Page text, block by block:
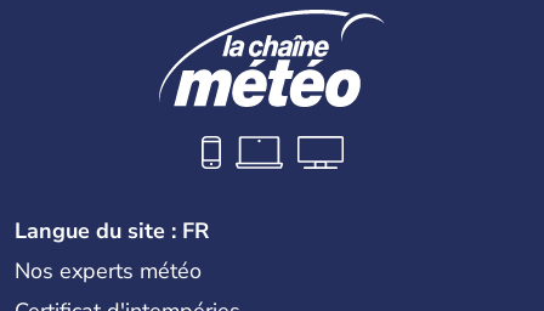
Langue du site : FR
Nos experts météo